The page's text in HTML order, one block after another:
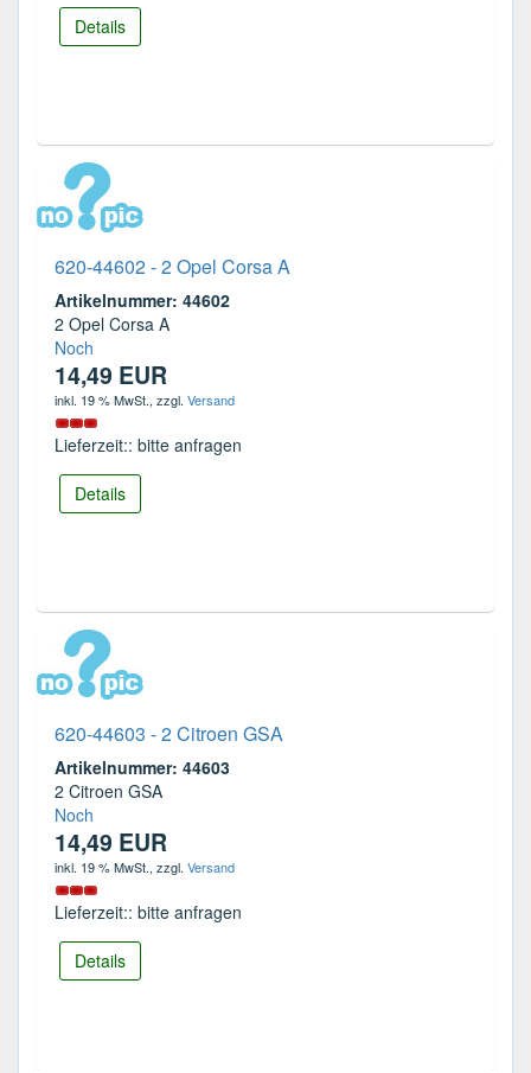
Details
620-44602 - 2 Opel Corsa A
Artikelnummer: 44602
2 Opel Corsa A
Noch
14,49 EUR
inkl. 19 % MwSt., zzgl. Versand
Lieferzeit:: bitte anfragen
Details
620-44603 - 2 Citroen GSA
Artikelnummer: 44603
2 Citroen GSA
Noch
14,49 EUR
inkl. 19 % MwSt., zzgl. Versand
Lieferzeit:: bitte anfragen
Details